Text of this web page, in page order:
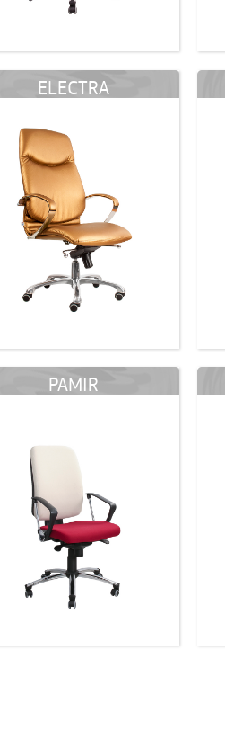
ELECTRA
PAMIR